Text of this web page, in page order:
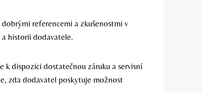
referencemi a zkušenostmi v
historii dodavatele.
k dispozici dostatečnou záruku a servisní
zda dodavatel poskytuje možnost